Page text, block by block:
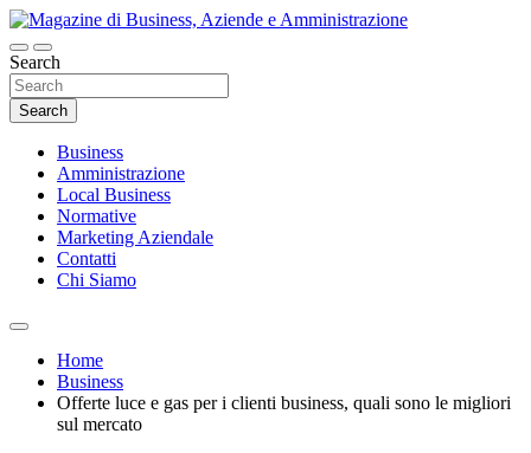
Skip
to
content
Magazine di Business, Aziende e
Amministrazione
Search
Search
Business
Amministrazione
Local Business
Normative
Marketing Aziendale
Contatti
Chi Siamo
Home
Business
Offerte luce e gas per i clienti business, quali sono le migliori
sul mercato